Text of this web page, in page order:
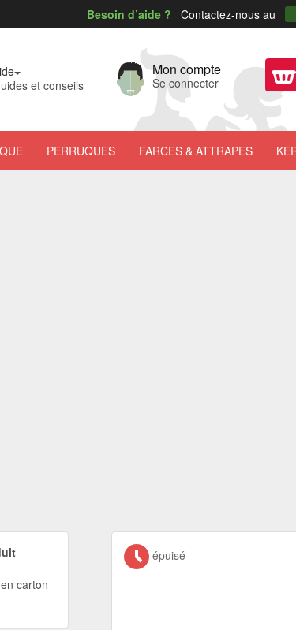
Besoin d’aide ? Contactez-nous au
et conseils
Mon compte
Se connecter
PERRUQUES FARCES & ATTRAPES
carton
épuisé